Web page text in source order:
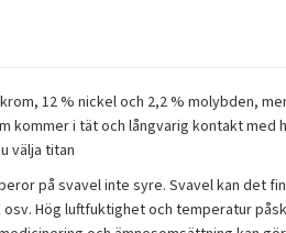
12 % nickel och 2,2 % molybden,
i tät och långvarig kontakt med
välja titan
på svavel inte syre. Svavel kan det
Hög luftfuktighet och temperatur